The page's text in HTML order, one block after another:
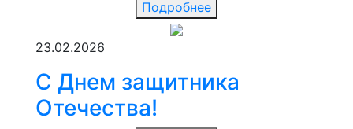
Подробнее
23.02.2026
С Днем защитника
Отечества!